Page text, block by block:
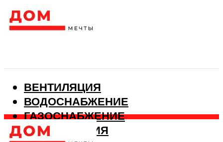
ВЕНТИЛЯЦИЯ
ВОДОСНАБЖЕНИЕ
ГАЗОСНАБЖЕНИЕ
КАНАЛИЗАЦИЯ